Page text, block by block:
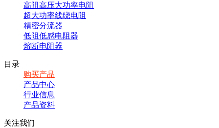
高阻高压大功率电阻
超大功率线绕电阻
精密分流器
低阻低感电阻器
熔断电阻器
目录
购买产品
产品中心
行业信息
产品资料
关注我们